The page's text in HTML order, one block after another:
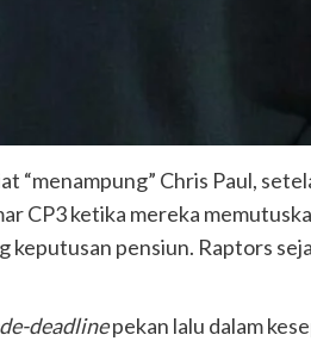
“menampung” Chris Paul,
CP3 ketika mereka
keputusan pensiun. Raptors
deadlinepekan lalu dalam